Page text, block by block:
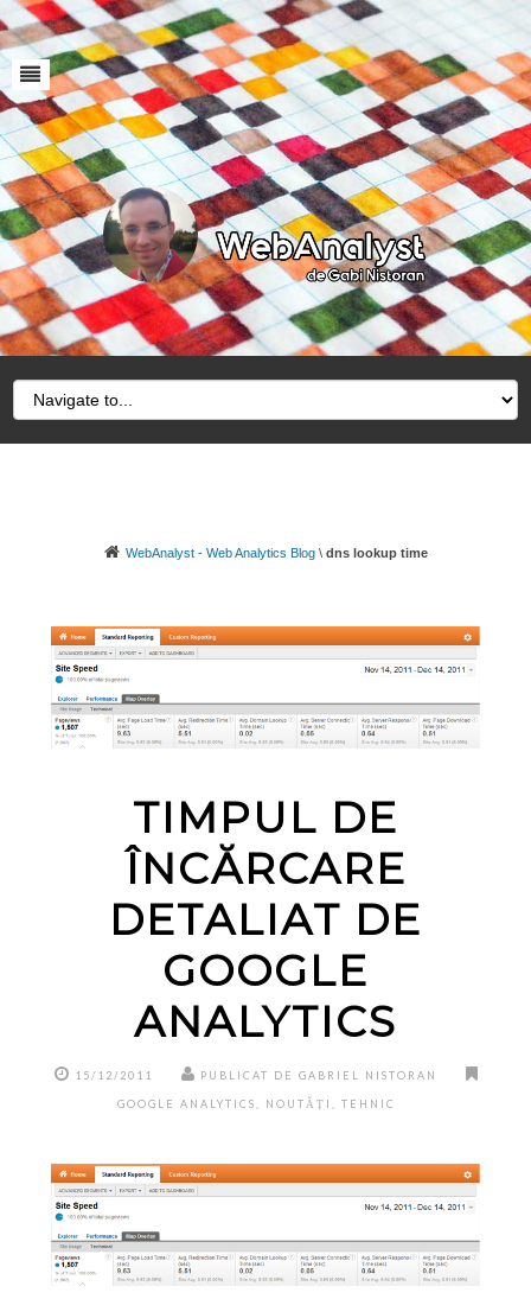
WebAnalyst - Web Analytics Blog\ dns lookup time
TIMPUL DE
ÎNCĂRCARE
DETALIAT DE
GOOGLE
ANALYTICS
15/12/2011 PUBLICAT DE GABRIEL NISTORAN
GOOGLE ANALYTICS NOUTĂȚI TEHNIC